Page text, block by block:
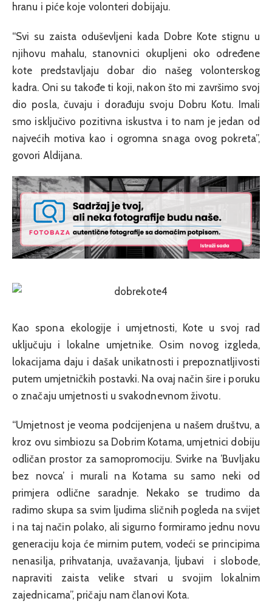
hranu i piće koje volonteri dobijaju.
“Svi su zaista oduševljeni kada Dobre Kote stignu u
njihovu mahalu, stanovnici okupljeni oko određene
kote predstavljaju dobar dio našeg volonterskog
kadra. Oni su takođe ti koji, nakon što mi završimo svoj
dio posla, čuvaju i dorađuju svoju Dobru Kotu. Imali
smo isključivo pozitivna iskustva i to nam je jedan od
najvećih motiva kao i ogromna snaga ovog pokreta”,
govori Aldijana.
Kao spona ekologije i umjetnosti, Kote u svoj rad
uključuju i lokalne umjetnike. Osim novog izgleda,
lokacijama daju i dašak unikatnosti i prepoznatljivosti
putem umjetničkih postavki. Na ovaj način šire i poruku
o značaju umjetnosti u svakodnevnom životu.
“Umjetnost je veoma podcijenjena u našem društvu, a
kroz ovu simbiozu sa Dobrim Kotama, umjetnici dobiju
odličan prostor za samopromociju. Svirke na ’Buvljaku
bez novca’ i murali na Kotama su samo neki od
primjera odlične saradnje. Nekako se trudimo da
radimo skupa sa svim ljudima sličnih pogleda na svijet
i na taj način polako, ali sigurno formiramo jednu novu
generaciju koja će mirnim putem, vodeći se principima
nenasilja, prihvatanja, uvažavanja, ljubavi i slobode,
napraviti zaista velike stvari u svojim lokalnim
zajednicama”, pričaju nam članovi Kota.